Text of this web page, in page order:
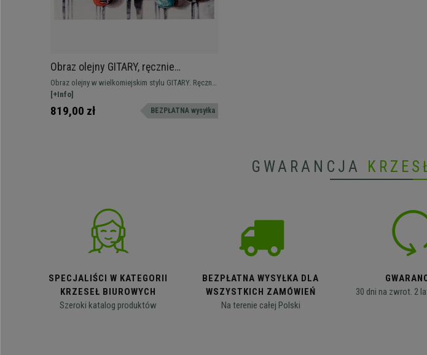
Obraz olejny GITARY, ręcznie
malowany, 80x120 cm
Obraz olejny w wielkomiejskim stylu GITARY. Ręcznie
malowany, idealny do dekoracji wnętrz.
[+Info]
819,00 zł BEZPŁATNA wysyłka
GWARANCJA
SPECJALIŚCI W KATEGORII
KRZESEŁ BIUROWYCH
Szeroki katalog produktów
BEZPŁATNA WYSYŁKA DLA
WSZYSTKICH ZAMÓWIEŃ
Na terenie całej Polski
30 dni na zwrot. 2